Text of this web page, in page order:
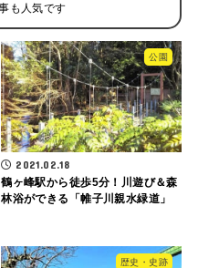
公園
2021.02.18
鶴ヶ峰駅から徒歩5分！川遊び＆森
林浴ができる「帷子川親水緑道」
歴史・史跡